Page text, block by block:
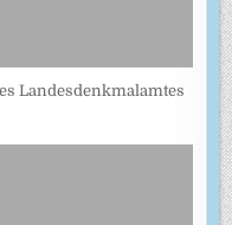
Landesdenkmalamtes